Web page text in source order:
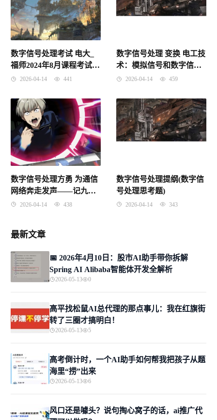
数字信号处理考试 电大_
福师2024年8月课程考试
《数字信号处理》作业考
2026-04-14 441
数字信号处理 变换 电工技
术：模拟信号和数字信号
怎么转换？AD和DA转换
2026-04-14 459
数字信号处理方勇 为通信
网络奔走发声——记九届
区政协委员方勇
2026-04-14 438
数字信号处理提纲(数字信
号处理思考题)
2026-04-14 343
最新文章
📅 2026年4月10日：股市AI助手带你拆解
Spring AI Alibaba智能体开发全解析
2026-05-13 0
高平找松鼠AI总代理的那点事儿：我在红旗街
转了三圈才搞明白！
2026-05-13 5
高考倒计时，一个AI助手如何帮我把孩子从题
海里“捞”出来
2026-05-13 6
风口还是噱头？说句掏心窝子的话，ai推广代